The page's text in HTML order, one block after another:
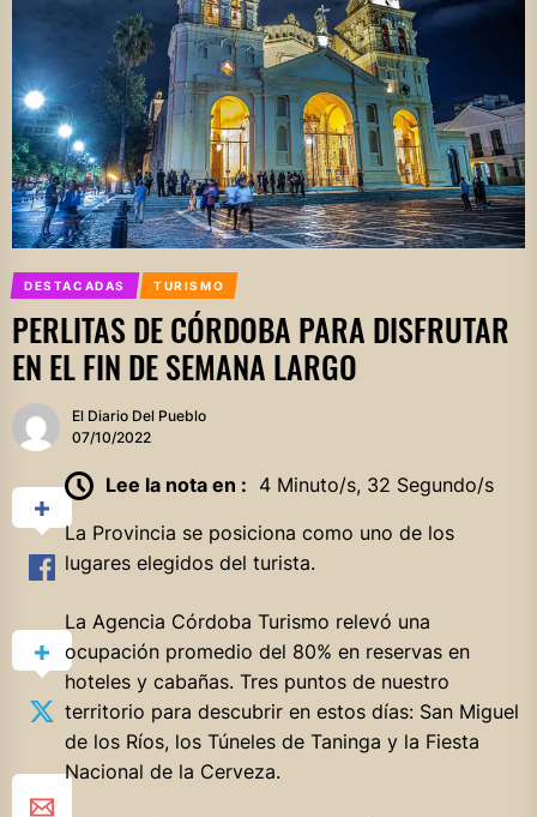
DESTACADAS TURISMO
PERLITAS DE CÓRDOBA PARA DISFRUTAR
EN EL FIN DE SEMANA LARGO
El Diario Del Pueblo
07/10/2022
Lee la nota en : 4 Minuto/s, 32 Segundo/s
La Provincia se posiciona como uno de los
lugares elegidos del turista.
La Agencia Córdoba Turismo relevó una
ocupación promedio del 80% en reservas en
hoteles y cabañas. Tres puntos de nuestro
territorio para descubrir en estos días: San Miguel
de los Ríos, los Túneles de Taninga y la Fiesta
Nacional de la Cerveza.